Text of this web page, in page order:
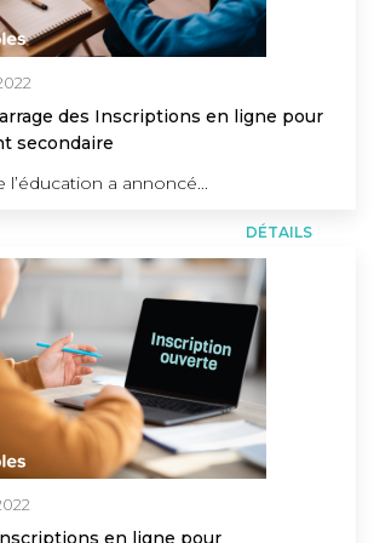
des Inscriptions en ligne pour
secondaire
a annoncé...
DÉTAILS
en ligne pour